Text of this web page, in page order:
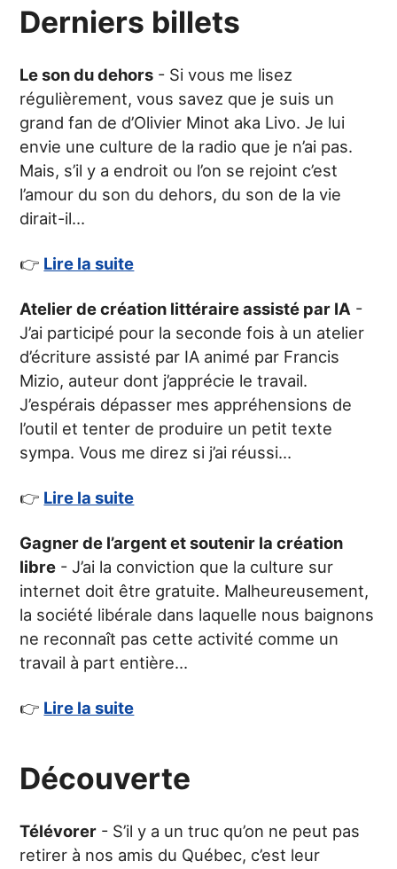
Derniers billets
Le son du dehors - Si vous me lisez
régulièrement, vous savez que je suis un
grand fan de d’Olivier Minot aka Livo. Je lui
envie une culture de la radio que je n’ai pas.
Mais, s’il y a endroit ou l’on se rejoint c’est
l’amour du son du dehors, du son de la vie
dirait-il…
👉 Lire la suite
Atelier de création littéraire assisté par IA -
J’ai participé pour la seconde fois à un atelier
d’écriture assisté par IA animé par Francis
Mizio, auteur dont j’apprécie le travail.
J’espérais dépasser mes appréhensions de
l’outil et tenter de produire un petit texte
sympa. Vous me direz si j’ai réussi…
👉 Lire la suite
Gagner de l’argent et soutenir la création
libre - J’ai la conviction que la culture sur
internet doit être gratuite. Malheureusement,
la société libérale dans laquelle nous baignons
ne reconnaît pas cette activité comme un
travail à part entière…
👉 Lire la suite
Découverte
Télévorer - S’il y a un truc qu’on ne peut pas
retirer à nos amis du Québec, c’est leur